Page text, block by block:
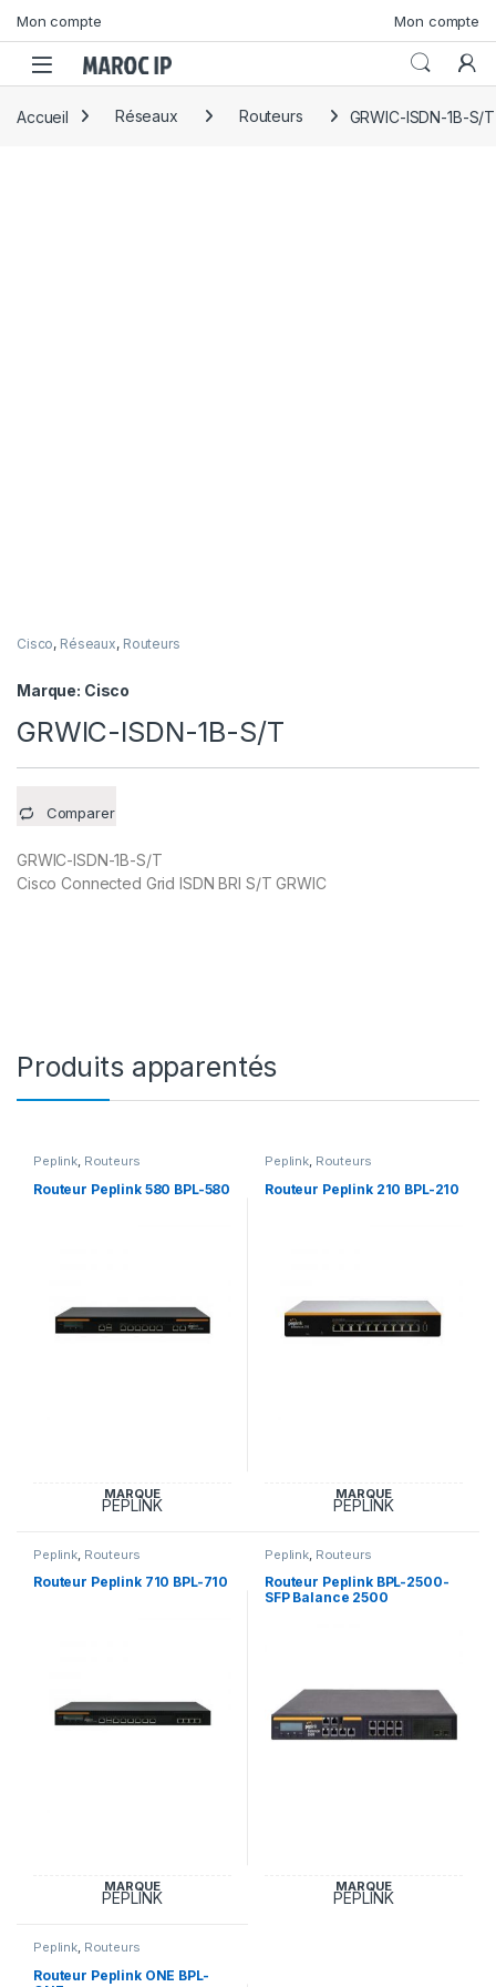
Mon compte Mon compte
Accueil Réseaux Routeurs GRWIC-ISDN-1B-S/T
Cisco, Réseaux, Routeurs
Marque: Cisco
GRWIC-ISDN-1B-S/T
Comparer
GRWIC-ISDN-1B-S/T
Cisco Connected Grid ISDN BRI S/T GRWIC
Produits apparentés
Peplink, Routeurs
Routeur Peplink 580 BPL-580
MARQUE
PEPLINK
Peplink, Routeurs
Routeur Peplink 210 BPL-210
MARQUE
PEPLINK
Peplink Routeurs
Routeur Peplink 710 BPL-710
MARQUE
PEPLINK
Peplink Routeurs
Routeur Peplink BPL-2500-
SFP Balance 2500
MARQUE
PEPLINK
Peplink, Routeurs
Routeur Peplink ONE BPL-